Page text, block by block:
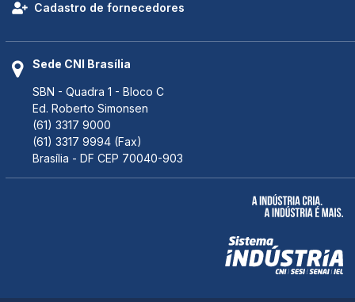
Cadastro de fornecedores
Sede CNI Brasília
SBN - Quadra 1 - Bloco C
Ed. Roberto Simonsen
(61) 3317 9000
(61) 3317 9994 (Fax)
Brasília - DF CEP 70040-903